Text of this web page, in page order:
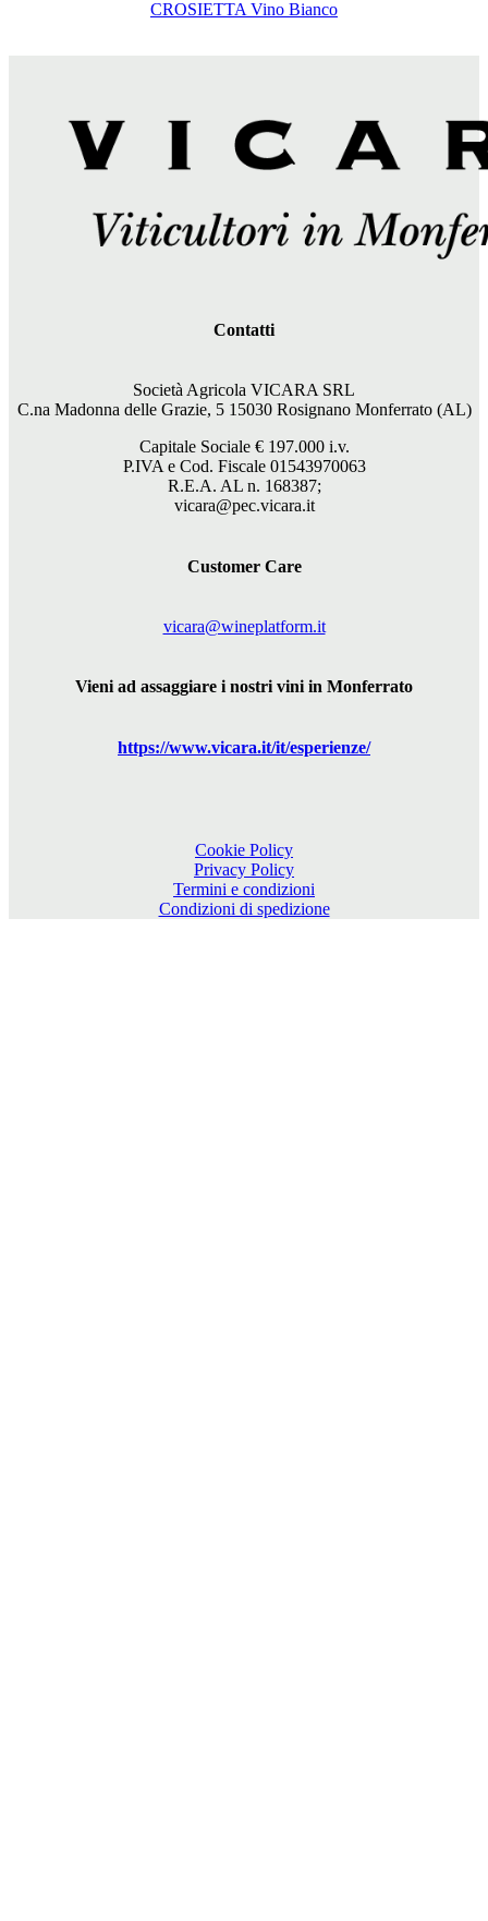
CROSIETTA Vino Bianco
Contatti
Società Agricola VICARA SRL
C.na Madonna delle Grazie, 5 15030 Rosignano Monferrato (AL)
Capitale Sociale € 197.000i.v.
P.IVA e Cod. Fiscale 01543970063
R.E.A. AL n. 168387;
vicara@pec.vicara.it
Customer Care
vicara@wineplatform.it
Vieni ad assaggiare i nostri vini in Monferrato
https://www.vicara.it/it/esperienze/
Cookie Policy
Privacy Policy
Termini e condizioni
Condizioni di spedizione